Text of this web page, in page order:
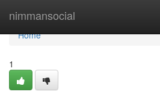
nimmansocial
Home
Home
1